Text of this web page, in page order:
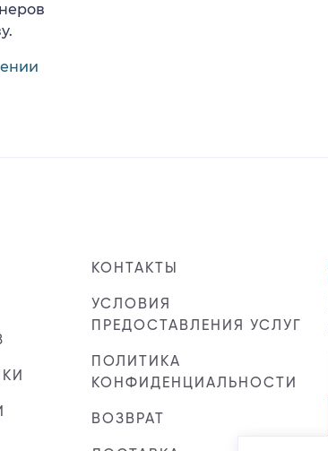
КОНТАКТЫ
УСЛОВИЯ
ПРЕДОСТАВЛЕНИЯ УСЛУГ
ПОЛИТИКА
КОНФИДЕНЦИАЛЬНОСТИ
ВОЗВРАТ